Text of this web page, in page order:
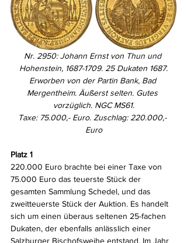
Nr. 2950: Johann Ernst von Thun und
Hohenstein, 1687-1709. 25 Dukaten 1687.
Erworben von der Partin Bank, Bad
Mergentheim. Äußerst selten. Gutes
vorzüglich. NGC MS61.
Taxe: 75.000,- Euro. Zuschlag: 220.000,-
Euro
Platz 1
220.000 Euro brachte bei einer Taxe von
75.000 Euro das teuerste Stück der
gesamten Sammlung Schedel, und das
zweitteuerste Stück der Auktion. Es handelt
sich um einen überaus seltenen 25-fachen
Dukaten, der ebenfalls anlässlich einer
Salzburger Bischofsweihe entstand. Im Jahr